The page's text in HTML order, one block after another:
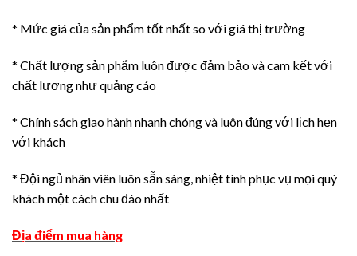
* Mức giá của sản phẩm tốt nhất so với giá thị trường
* Chất lượng sản phẩm luôn được đảm bảo và cam kết với
chất lương như quảng cáo
* Chính sách giao hành nhanh chóng và luôn đúng với lịch hẹn
với khách
* Đội ngủ nhân viên luôn sẵn sàng, nhiệt tình phục vụ mọi quý
khách một cách chu đáo nhất
Địa điểm mua hàng